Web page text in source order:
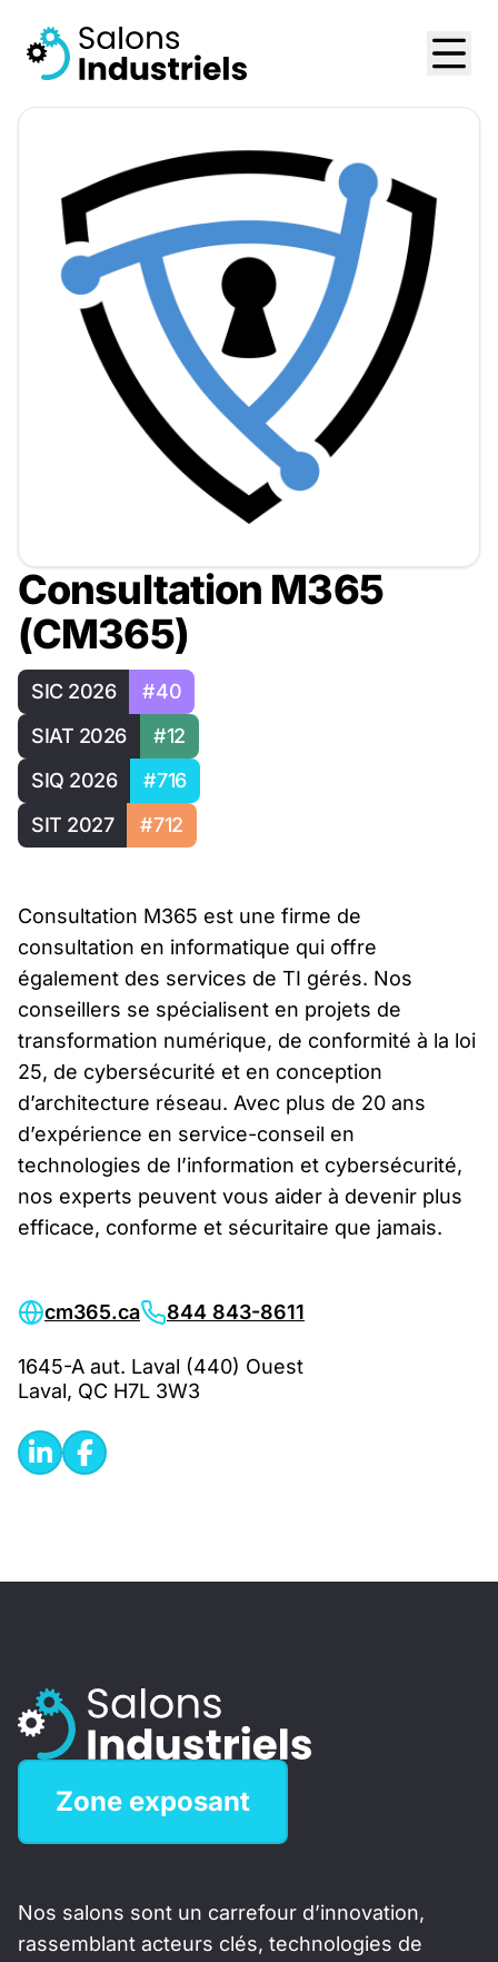
Consultation M365
(CM365)
SIC 2026
#40
SIAT 2026
#12
SIQ 2026
#716
SIT 2027
#712
Consultation M365 est une firme de
consultation en informatique qui offre
également des services de TI gérés. Nos
conseillers se spécialisent en projets de
transformation numérique, de conformité à la loi
25, de cybersécurité et en conception
d’architecture réseau. Avec plus de 20 ans
d’expérience en service-conseil en
technologies de l’information et cybersécurité,
nos experts peuvent vous aider à devenir plus
efficace, conforme et sécuritaire que jamais.
cm365.ca 844 843-8611
1645-A aut. Laval (440) Ouest
Laval, QC H7L 3W3
Zone exposant
Nos salons sont un carrefour d’innovation,
rassemblant acteurs clés, technologies de